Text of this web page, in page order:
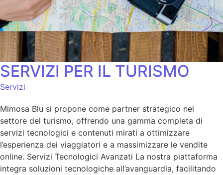
SERVIZI PER IL TURISMO
Servizi
Mimosa Blu si propone come partner strategico nel
settore del turismo, offrendo una gamma completa di
servizi tecnologici e contenuti mirati a ottimizzare
l’esperienza dei viaggiatori e a massimizzare le vendite
online. Servizi Tecnologici Avanzati La nostra piattaforma
integra soluzioni tecnologiche all’avanguardia, facilitando